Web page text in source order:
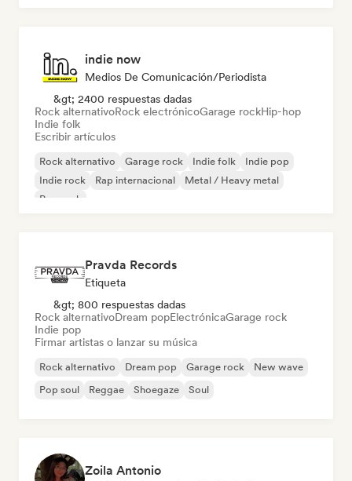
indie now
Medios De Comunicación/Periodista
&gt; 2400 respuestas dadas
Rock alternativoRock electrónicoGarage rockHip-hop
Indie folk
Escribir artículos
Rock alternativo Garage rock Indie folk
Indie pop
Indie rock
Rap internacional
Metal / Heavy metal
Pop rock
Pravda Records
Etiqueta
&gt; 800 respuestas dadas
Rock alternativoDream popElectrónicaGarage rock
Indie pop
Firmar artistas o lanzar su música
Rock alternativo Dream pop Garage rock
New wave
Pop soul
Reggae Shoegaze Soul
Zoila Antonio